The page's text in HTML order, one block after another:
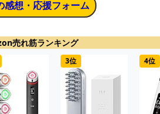
感想・応援フォーム
売れ筋ランキング
3位 4位